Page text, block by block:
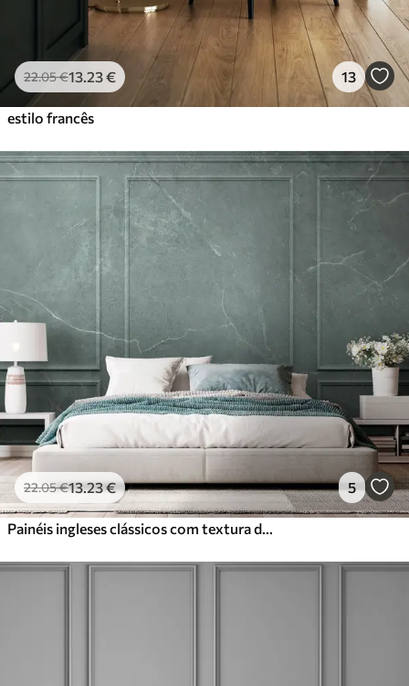
22.05€13.23€ 13
estilo francês
22.05€13.23€ 5
Painéis ingleses clássicos com textura de mármore Boiserie